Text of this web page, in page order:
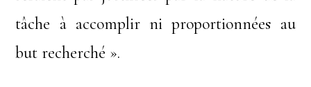
tâche à accomplir ni proportionnées au
but recherché ».